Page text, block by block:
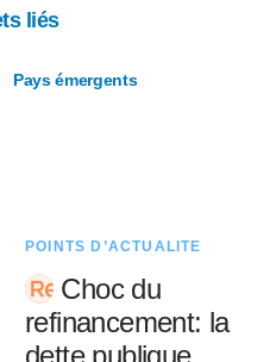
liés
Pays émergents
POINTS D’ACTUALITÉ
Choc du
refinancement: la